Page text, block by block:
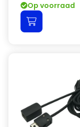
Op voorraad